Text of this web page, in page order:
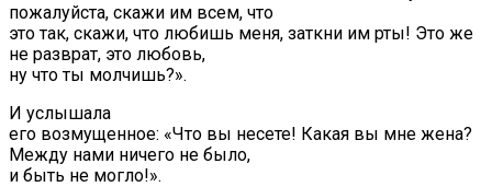
пожалуйста, скажи им всем, что
это так, скажи, что любишь меня, заткни им рты! Это же
не разврат, это любовь,
ну что ты молчишь?».
И услышала
его возмущенное: «Что вы несете! Какая вы мне жена?
Между нами ничего не было,
и быть не могло!».